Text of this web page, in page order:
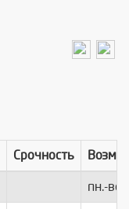
Срочность
пн.-вс.